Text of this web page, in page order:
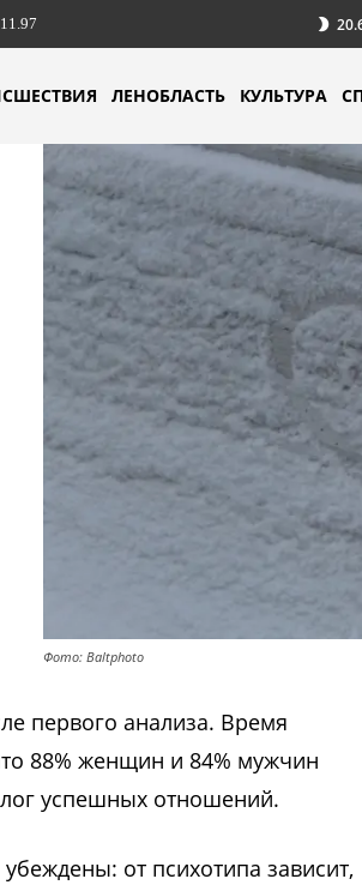
ЛЕНОБЛАСТЬ КУЛЬТУРА
Фото: Baltphoto
первого анализа. Время
88% женщин и 84% мужчин
успешных отношений.
от психотипа зависит,